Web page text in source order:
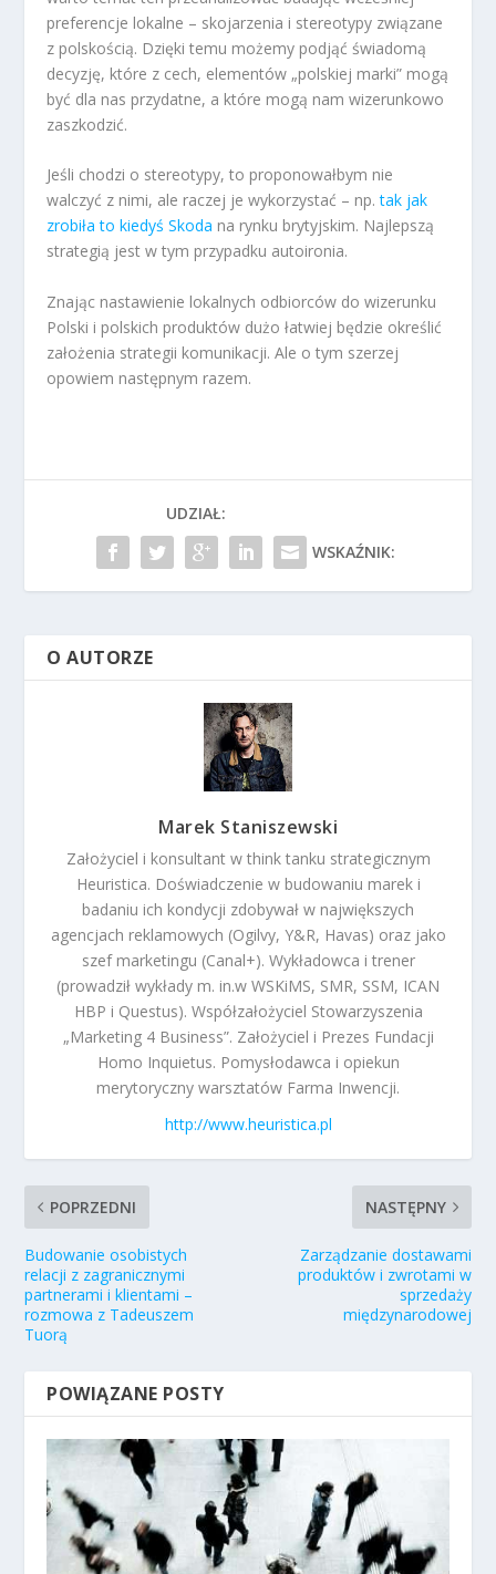
preferencje lokalne – skojarzenia i stereotypy związane
z polskością. Dzięki temu możemy podjąć świadomą
decyzję, które z cech, elementów „polskiej marki” mogą
być dla nas przydatne, a które mogą nam wizerunkowo
zaszkodzić.
Jeśli chodzi o stereotypy, to proponowałbym nie
walczyć z nimi, ale raczej je wykorzystać – np.tak jak
zrobiła to kiedyś Skoda na rynku brytyjskim. Najlepszą
strategią jest w tym przypadku autoironia.
Znając nastawienie lokalnych odbiorców do wizerunku
Polski i polskich produktów dużo łatwiej będzie określić
założenia strategii komunikacji. Ale o tym szerzej
opowiem następnym razem.
UDZIAŁ:
WSKAŹNIK:
O AUTORZE
Marek Staniszewski
Założyciel i konsultant w think tanku strategicznym
Heuristica. Doświadczenie w budowaniu marek i
badaniu ich kondycji zdobywał w największych
agencjach reklamowych (Ogilvy, Y&R, Havas) oraz jako
szef marketingu (Canal+). Wykładowca i trener
(prowadził wykłady m. in.w WSKiMS, SMR, SSM, ICAN
HBP i Questus). Współzałożyciel Stowarzyszenia
„Marketing 4 Business”. Założyciel i Prezes Fundacji
Homo Inquietus. Pomysłodawca i opiekun
merytoryczny warsztatów Farma Inwencji.
http://www.heuristica.pl
POPRZEDNI
Budowanie osobistych
relacji z zagranicznymi
partnerami i klientami –
rozmowa z Tadeuszem
Tuorą
NASTĘPNY
Zarządzanie dostawami
produktów i zwrotami w
sprzedaży
międzynarodowej
POWIĄZANE POSTY